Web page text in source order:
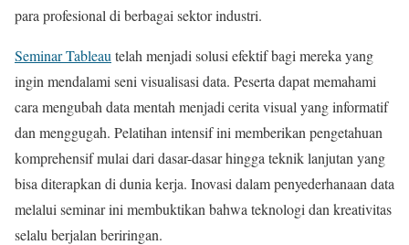
para profesional di berbagai sektor industri.
Seminar Tableau telah menjadi solusi efektif bagi mereka yang
ingin mendalami seni visualisasi data. Peserta dapat memahami
cara mengubah data mentah menjadi cerita visual yang informatif
dan menggugah. Pelatihan intensif ini memberikan pengetahuan
komprehensif mulai dari dasar-dasar hingga teknik lanjutan yang
bisa diterapkan di dunia kerja. Inovasi dalam penyederhanaan data
melalui seminar ini membuktikan bahwa teknologi dan kreativitas
selalu berjalan beriringan.